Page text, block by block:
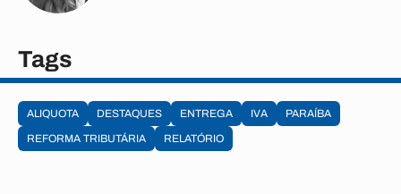
Tags
ALIQUOTA DESTAQUES ENTREGA IVA
PARAÍBA
REFORMA TRIBUTÁRIA
RELATÓRIO